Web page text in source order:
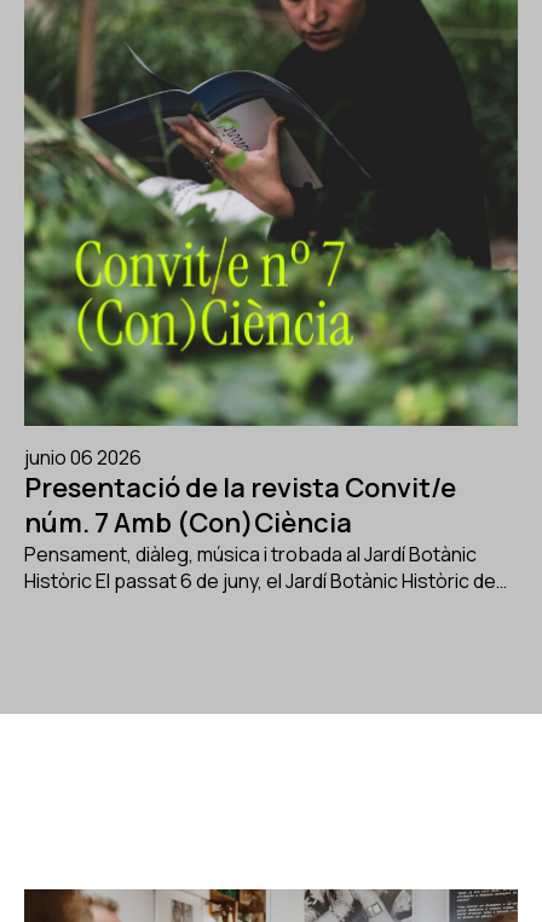
junio 06 2026
Presentació de la revista Convit/e
núm. 7 Amb (Con)Ciència
Pensament, diàleg, música i trobada al Jardí Botànic
Històric El passat 6 de juny, el Jardí Botànic Històric de…